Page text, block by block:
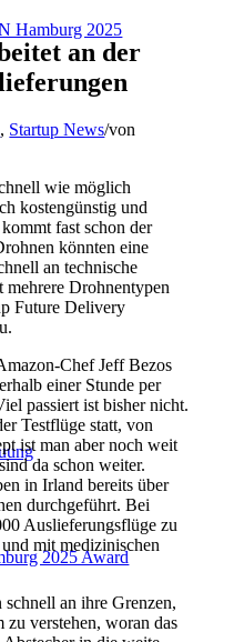
Hamburg 2025
2025 Award
an der
, Startup News/von
wie möglich
kostengünstig und
fast schon der
könnten eine
an technische
mehrere Drohnentypen
Future Delivery
Chef Jeff Bezos
einer Stunde per
passiert ist bisher nicht.
Testflüge statt, von
ist man aber noch weit
da schon weiter.
in Irland bereits über
durchgeführt. Bei
Auslieferungsflüge zu
mit medizinischen
an ihre Grenzen,
verstehen, woran das